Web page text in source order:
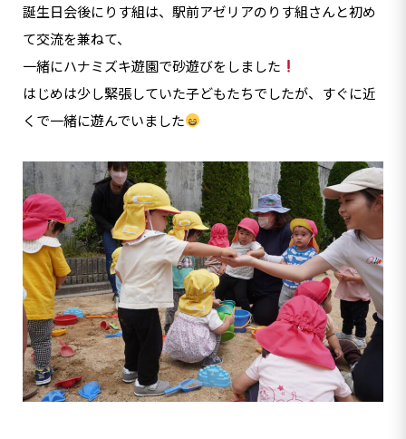
誕生日会後にりす組は、駅前アゼリアのりす組さんと初め
て交流を兼ねて、
一緒にハナミズキ遊園で砂遊びをしました
はじめは少し緊張していた子どもたちでしたが、すぐに近
くで一緒に遊んでいました